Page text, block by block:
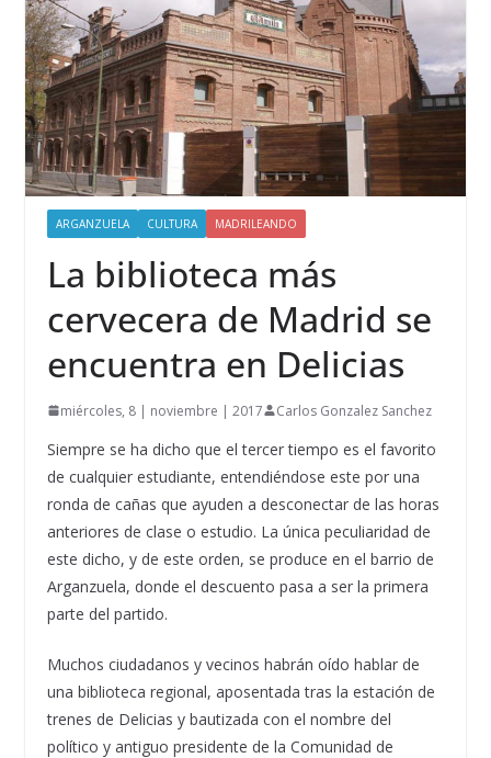
ARGANZUELA CULTURA MADRILEANDO
La biblioteca más
cervecera de Madrid se
encuentra en Delicias
miércoles, 8 | noviembre | 2017 Carlos Gonzalez Sanchez
Siempre se ha dicho que el tercer tiempo es el favorito
de cualquier estudiante, entendiéndose este por una
ronda de cañas que ayuden a desconectar de las horas
anteriores de clase o estudio. La única peculiaridad de
este dicho, y de este orden, se produce en el barrio de
Arganzuela, donde el descuento pasa a ser la primera
parte del partido.
Muchos ciudadanos y vecinos habrán oído hablar de
una biblioteca regional, aposentada tras la estación de
trenes de Delicias y bautizada con el nombre del
político y antiguo presidente de la Comunidad de